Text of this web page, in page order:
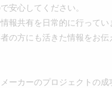
心してください。
共有を日常的に行って
の方にも活きた情報をお
ーカーのプロジェクトの